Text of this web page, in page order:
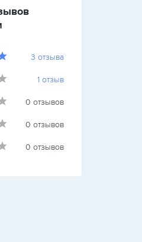
3 отзыва
1 отзыв
0 отзывов
0 отзывов
0 отзывов